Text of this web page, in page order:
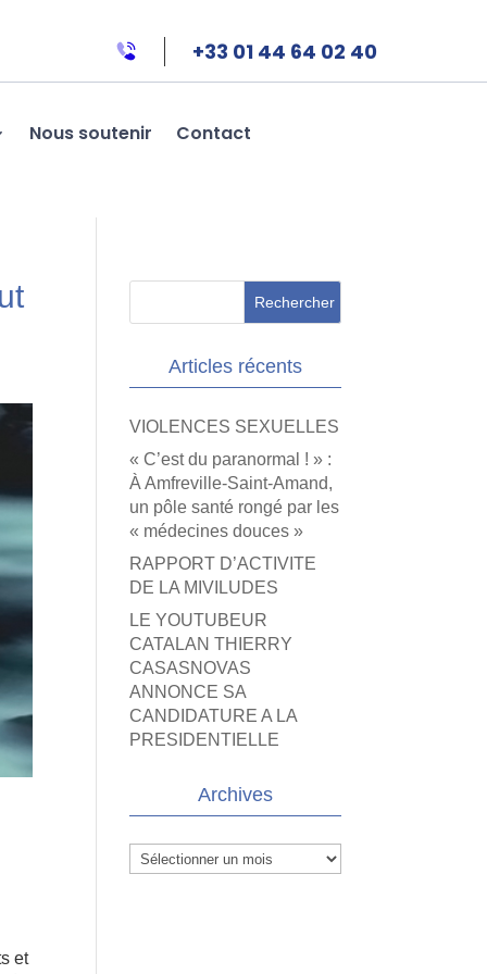
+33 01 44 64 02 40
Nous soutenir Contact
et
Articles récents
VIOLENCES SEXUELLES
« C’est du paranormal ! » :
À Amfreville-Saint-Amand,
un pôle santé rongé par les
« médecines douces »
RAPPORT D’ACTIVITE
DE LA MIVILUDES
LE YOUTUBEUR
CATALAN THIERRY
CASASNOVAS
ANNONCE SA
CANDIDATURE A LA
PRESIDENTIELLE
Archives
Archives